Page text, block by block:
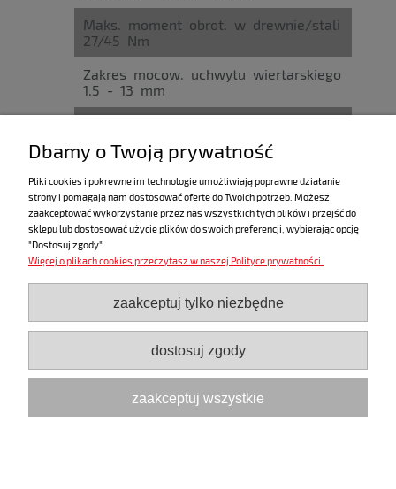
Maks. moment obrot. w drewnie/stali
27/45 Nm
Zakres mocow. uchwytu wiertarskiego
1.5 - 13 mm
Ciężar z akumulatorem Li-Ion 1.6 kg
Maks. moment obrotowy przy
obróbce metalu 45 Nm
POMOC
MOJE KONTO
INFORMACJE
Dbamy o Twoją prywatność
Pliki cookies i pokrewne im technologie umożliwiają poprawne działanie
strony i pomagają nam dostosować ofertę do Twoich potrzeb. Możesz
zaakceptować wykorzystanie przez nas wszystkich tych plików i przejść do
sklepu lub dostosować użycie plików do swoich preferencji, wybierając opcję
"Dostosuj zgody".
Więcej o plikach cookies przeczytasz w naszej Polityce prywatności.
zaakceptuj tylko niezbędne
dostosuj zgody
zaakceptuj wszystkie